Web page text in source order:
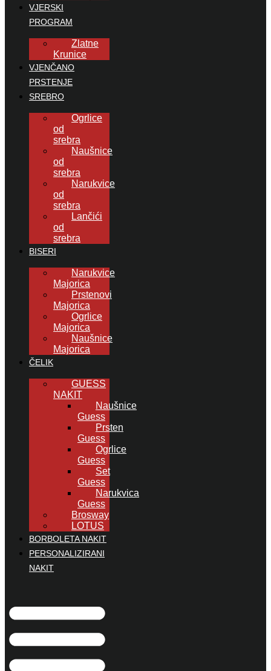
VJERSKI
PROGRAM
Zlatne
Krunice
VJENČANO
PRSTENJE
SREBRO
Ogrlice
od
srebra
Naušnice
od
srebra
Narukvice
od
srebra
Lančići
od
srebra
BISERI
Narukvice
Majorica
Prstenovi
Majorica
Ogrlice
Majorica
Naušnice
Majorica
ČELIK
GUESS
NAKIT
Naušnice
Guess
Prsten
Guess
Ogrlice
Guess
Set
Guess
Narukvica
Guess
Brosway
LOTUS
BORBOLETA NAKIT
PERSONALIZIRANI
NAKIT